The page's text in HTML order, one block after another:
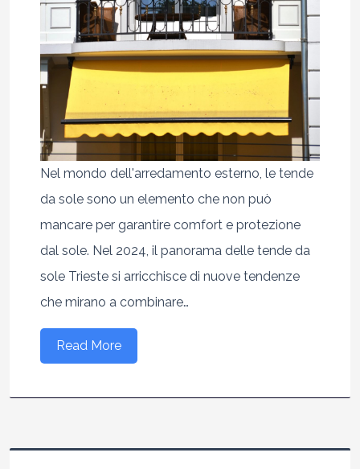
Nel mondo dell'arredamento esterno, le tende
da sole sono un elemento che non può
mancare per garantire comfort e protezione
dal sole. Nel 2024, il panorama delle tende da
sole Trieste si arricchisce di nuove tendenze
che mirano a combinare…
Read More